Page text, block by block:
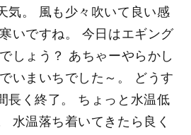
気。 風も少々吹いて良い感
いですね。 今日はエギング
しょう？ あちゃーやらかし
いまいちでした～。 どうす
長く終了。 ちょっと水温低
水温落ち着いてきたら良く